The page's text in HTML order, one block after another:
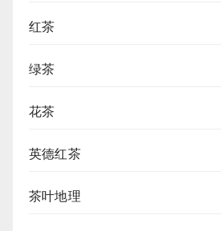
红茶
绿茶
花茶
英德红茶
茶叶地理